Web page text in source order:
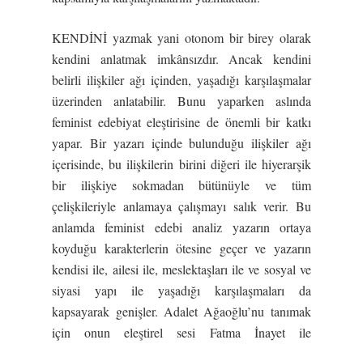
KENDİNİ yazmak yani otonom bir birey olarak
kendini anlatmak imkânsızdır. Ancak kendini
belirli ilişkiler ağı içinden, yaşadığı karşılaşmalar
üzerinden anlatabilir. Bunu yaparken aslında
feminist edebiyat eleştirisine de önemli bir katkı
yapar. Bir yazarı içinde bulunduğu ilişkiler ağı
içerisinde, bu ilişkilerin birini diğeri ile hiyerarşik
bir ilişkiye sokmadan bütünüyle ve tüm
çelişkileriyle anlamaya çalışmayı salık verir. Bu
anlamda feminist edebi analiz yazarın ortaya
koyduğu karakterlerin ötesine geçer ve yazarın
kendisi ile, ailesi ile, meslektaşları ile ve sosyal ve
siyasi yapı ile yaşadığı karşılaşmaları da
kapsayarak genişler. Adalet Ağaoğlu’nu tanımak
için onun eleştirel sesi Fatma İnayet ile